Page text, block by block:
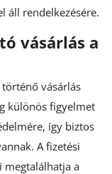
áll rendelkezésére.
vásárlás a
vásárlás
különös figyelmet
így biztos
A fizetési
megtalálhatja a